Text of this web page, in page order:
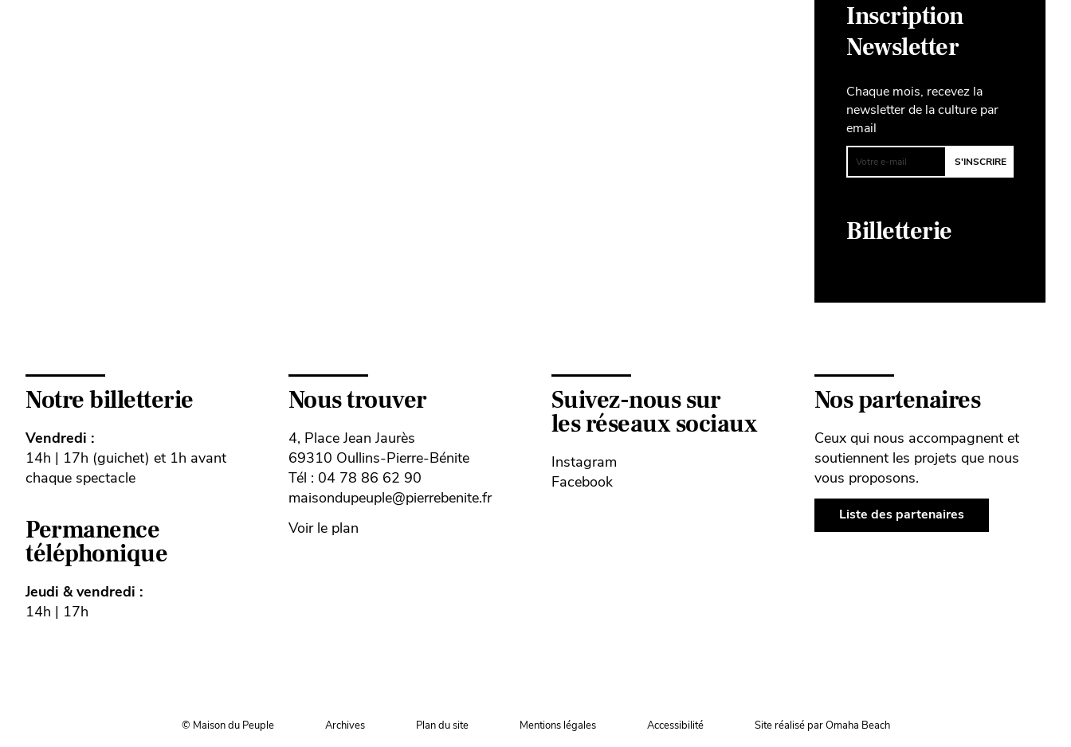
Inscription
Newsletter
Chaque mois, recevez la
newsletter de la culture par
email
Billetterie
Notre billetterie
Vendredi :
14h | 17h (guichet) et 1h avant
chaque spectacle
Permanence
téléphonique
Jeudi & vendredi :
14h | 17h
Nous trouver
4, Place Jean Jaurès
69310 Oullins-Pierre-Bénite
Tél : 04 78 86 62 90
maisondupeuple@pierrebenite.fr
Voir le plan
Suivez-nous sur
les réseaux sociaux
Instagram
Facebook
Nos partenaires
Ceux qui nous accompagnent et
soutiennent les projets que nous
vous proposons.
Liste des partenaires
© Maison du Peuple Archives Plan du site Mentions légales Accessibilité Site réalisé par Omaha Beach